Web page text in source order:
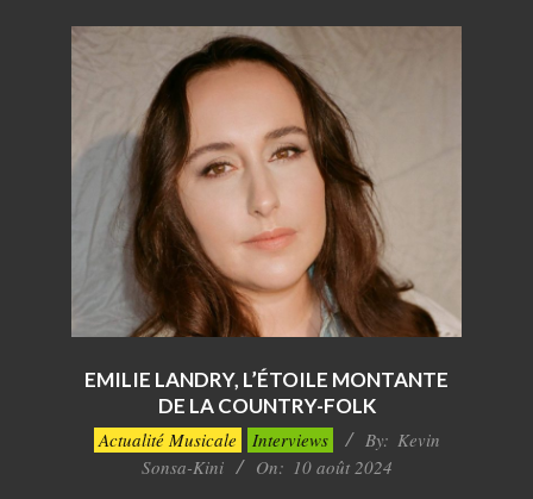
EMILIE LANDRY, L’ÉTOILE MONTANTE
DE LA COUNTRY-FOLK
2024-Actualité Musicale Interviews By: Kevin
Sonsa-Kini
On: 10 août 2024